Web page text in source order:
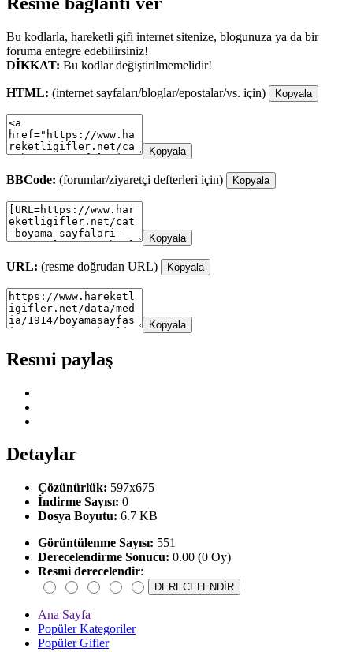
Bu kodlarla, hareketli gifi internet sitenize, blogunuza ya da bir
foruma entegre edebilirsiniz!
DİKKAT: Bu kodlar değiştirilmemelidir!
HTML: (internet sayfaları/bloglar/epostalar/vs. için) Kopyala
Kopyala
BBCode: (forumlar/ziyaretçi defterleri için) Kopyala
Kopyala
URL: (resme doğrudan URL) Kopyala
Kopyala
Resmi paylaş
Detaylar
Çözünürlük: 597x675
İndirme Sayısı: 0
Dosya Boyutu: 6.7 KB
Görüntülenme Sayısı: 551
Derecelendirme Sonucu: 0.00 (0 Oy)
Resmi derecelendir:
Ana Sayfa
Popüler Kategoriler
Popüler Gifler